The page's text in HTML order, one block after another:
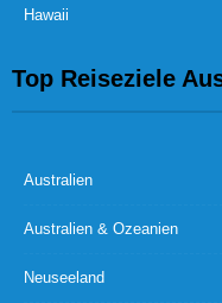
Hawaii
Top Reiseziele
Australien
Australien & Ozeanien
Neuseeland